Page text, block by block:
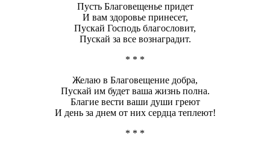
Пусть Благовещенье придет
И вам здоровье принесет,
Пускай Господь благословит,
Пускай за все вознаградит.
* * *
Желаю в Благовещение добра,
Пускай им будет ваша жизнь полна.
Благие вести ваши души греют
И день за днем от них сердца теплеют!
* * *